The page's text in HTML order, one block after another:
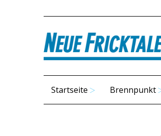
Startseite Brennpunkt